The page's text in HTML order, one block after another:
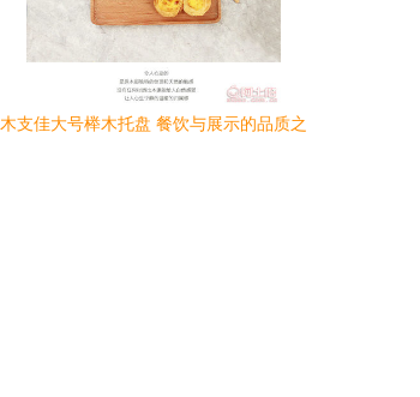
木支佳大号榉木托盘 餐饮与展示的品质之